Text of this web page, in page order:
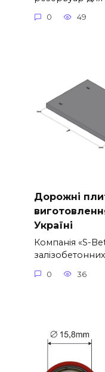
0 49
Дорожні
Україні
Компанія «S-
залізобетонних
0 36